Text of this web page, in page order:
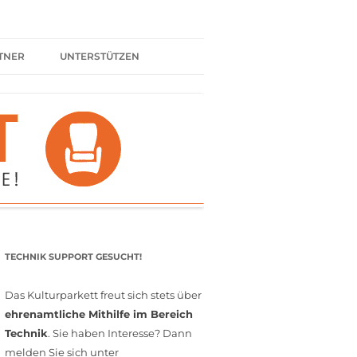
UNTERSTÜTZEN
SPENDEN
FÖRDERMITGLIED WERDEN
MITGLIEDSCHAFT
TECHNIK SUPPORT GESUCHT!
Das Kulturparkett freut sich stets über
ehrenamtliche Mithilfe im Bereich
Technik. Sie haben Interesse? Dann
melden Sie sich unter